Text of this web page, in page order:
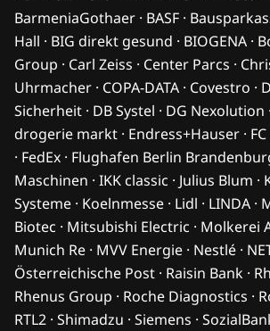
BarmeniaGothaer · BASF ·
Hall · BIG direkt gesund · BIOGENA ·
Group · Carl Zeiss · Center Parcs ·
Uhrmacher · COPA-DATA · Covestro ·
Sicherheit · DB Systel · DG Nexolution
drogerie markt · Endress+Hauser ·
· FedEx · Flughafen Berlin
Maschinen · IKK classic · Julius Blum ·
Systeme · Koelnmesse · Lidl · LINDA ·
Biotec · Mitsubishi Electric · Molkerei
Munich Re · MVV Energie · Nestlé ·
Österreichische Post · Raisin Bank ·
Rhenus Group · Roche Diagnostics ·
RTL2 · Shimadzu · Siemens ·